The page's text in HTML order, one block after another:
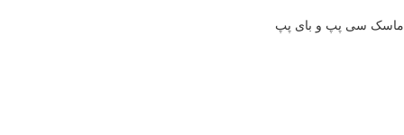
ماسک سی پپ و بای پپ